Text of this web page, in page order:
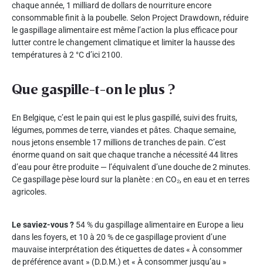
chaque année, 1 milliard de dollars de nourriture encore
consommable finit à la poubelle. Selon Project Drawdown, réduire
le gaspillage alimentaire est même l’action la plus efficace pour
lutter contre le changement climatique et limiter la hausse des
températures à 2 °C d’ici 2100.
Que gaspille-t-on le plus ?
En Belgique, c’est le pain qui est le plus gaspillé, suivi des fruits,
légumes, pommes de terre, viandes et pâtes. Chaque semaine,
nous jetons ensemble 17 millions de tranches de pain. C’est
énorme quand on sait que chaque tranche a nécessité 44 litres
d’eau pour être produite — l’équivalent d’une douche de 2 minutes.
Ce gaspillage pèse lourd sur la planète : en CO₂, en eau et en terres
agricoles.
Le saviez-vous ? 54 % du gaspillage alimentaire en Europe a lieu
dans les foyers, et 10 à 20 % de ce gaspillage provient d’une
mauvaise interprétation des étiquettes de dates « À consommer
de préférence avant » (D.D.M.) et « À consommer jusqu’au »